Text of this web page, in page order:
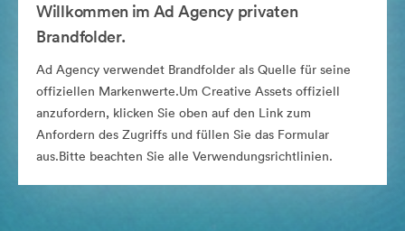
Willkommen im Ad Agency privaten
Brandfolder.
Ad Agency verwendet Brandfolder als Quelle für seine
offiziellen Markenwerte.Um Creative Assets offiziell
anzufordern, klicken Sie oben auf den Link zum
Anfordern des Zugriffs und füllen Sie das Formular
aus.Bitte beachten Sie alle Verwendungsrichtlinien.